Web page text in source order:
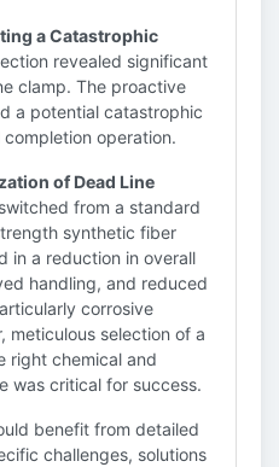
a Catastrophic
revealed significant
clamp. The proactive
a potential catastrophic
operation.
of Dead Line
from a standard
synthetic fiber
in a reduction in overall
handling, and reduced
corrosive
meticulous selection of a
right chemical and
was critical for success.
benefit from detailed
challenges, solutions